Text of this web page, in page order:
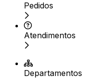
Pedidos
Atendimentos
Departamentos